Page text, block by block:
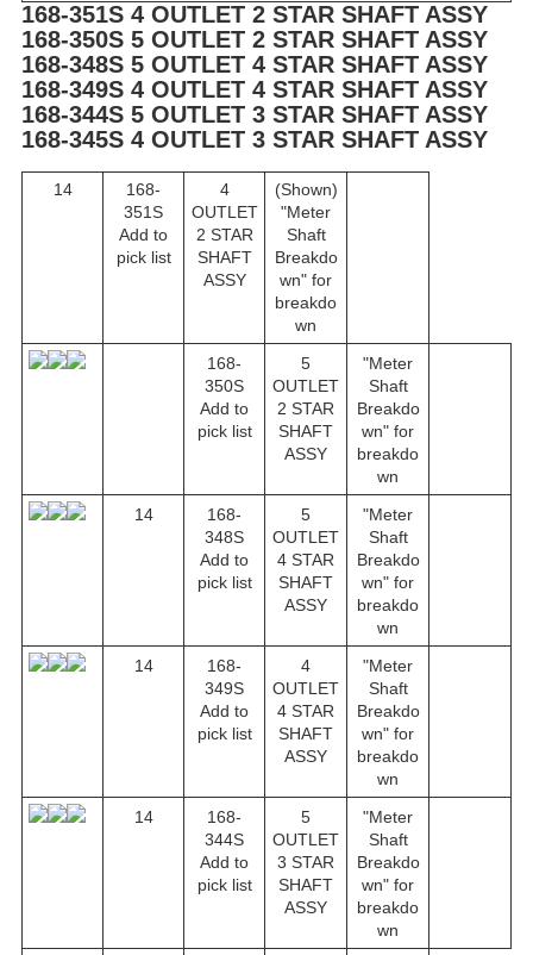
168-351S 4 OUTLET 2 STAR SHAFT ASSY
168-350S 5 OUTLET 2 STAR SHAFT ASSY
168-348S 5 OUTLET 4 STAR SHAFT ASSY
168-349S 4 OUTLET 4 STAR SHAFT ASSY
168-344S 5 OUTLET 3 STAR SHAFT ASSY
168-345S 4 OUTLET 3 STAR SHAFT ASSY
14
168-
351S
Add to
pick list
4
OUTLET
2 STAR
SHAFT
ASSY
(Shown)
"Meter
Shaft
Breakdo
wn" for
breakdo
wn
168-
350S
Add to
pick list
5
OUTLET
2 STAR
SHAFT
ASSY
"Meter
Shaft
Breakdo
wn" for
breakdo
wn
14
168-
348S
Add to
pick list
5
OUTLET
4 STAR
SHAFT
ASSY
"Meter
Shaft
Breakdo
wn" for
breakdo
wn
14
168-
349S
Add to
pick list
4
OUTLET
4 STAR
SHAFT
ASSY
"Meter
Shaft
Breakdo
wn" for
breakdo
wn
14
168-
344S
Add to
pick list
5
OUTLET
3 STAR
SHAFT
ASSY
"Meter
Shaft
Breakdo
wn" for
breakdo
wn